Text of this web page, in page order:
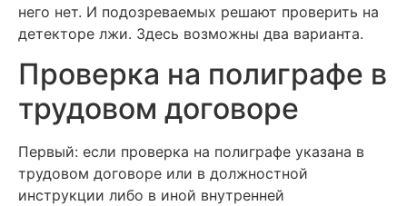
него нет. И подозреваемых решают проверить на
детекторе лжи. Здесь возможны два варианта.
Проверка на полиграфе в
трудовом договоре
Первый: если проверка на полиграфе указана в
трудовом договоре или в должностной
инструкции либо в иной внутренней